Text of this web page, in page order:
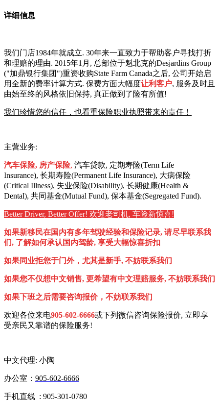
详细信息
我们门店1984年就成立. 30年来一直致力于帮助客户寻找打折
和理赔的理由. 2015年1月, 总部位于魁北克的Desjardins Group
("加鼎银行集团")重资收购State Farm Canada之后, 公司开始启
用全新的费率计算方式. 保费方面大幅度让利客户, 服务及时且
由始至终的风格依旧保持, 真正做到了险有所值!
我们珍惜您的信任，也看重保险职业执照带来的责任！
主营业务:
汽车保险, 房产保险, 汽车贷款, 定期寿险(Term Life
Insurance), 长期寿险(Permanent Life Insurance), 大病保险
(Critical Illness), 失业保险(Disability), 长期健康(Health &
Dental), 共同基金(Mutual Fund), 保本基金(Segregated Fund).
Better Driver, Better Offer! 欢迎老司机, 车险新惊喜!
如果新移民在国内有多年驾驶经验和保险记录, 请尽早联系我
们, 了解如何承认国内驾龄, 享受大幅惊喜折扣
如果同业拒您于门外，尤其是新手, 不妨联系我们
如果您不仅想中文销售, 更希望有中文理赔服务, 不妨联系我们
如果下班之后需要咨询报价，不妨联系我们
欢迎各位来电905-602-6666或下列微信咨询保险报价, 立即享
受亲民又靠谱的保险服务!
中文代理: 小陶
办公室： 905-602-6666
手机直线 : 905-301-0780